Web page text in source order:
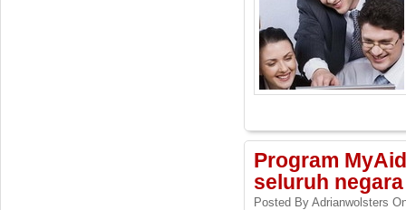
Program
seluruh negara
Posted By Adrianwolsters